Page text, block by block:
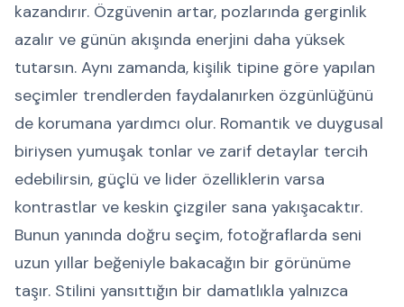
kazandırır. Özgüvenin artar, pozlarında gerginlik
azalır ve günün akışında enerjini daha yüksek
tutarsın. Aynı zamanda, kişilik tipine göre yapılan
seçimler trendlerden faydalanırken özgünlüğünü
de korumana yardımcı olur. Romantik ve duygusal
biriysen yumuşak tonlar ve zarif detaylar tercih
edebilirsin, güçlü ve lider özelliklerin varsa
kontrastlar ve keskin çizgiler sana yakışacaktır.
Bunun yanında doğru seçim, fotoğraflarda seni
uzun yıllar beğeniyle bakacağın bir görünüme
taşır. Stilini yansıttığın bir damatlıkla yalnızca